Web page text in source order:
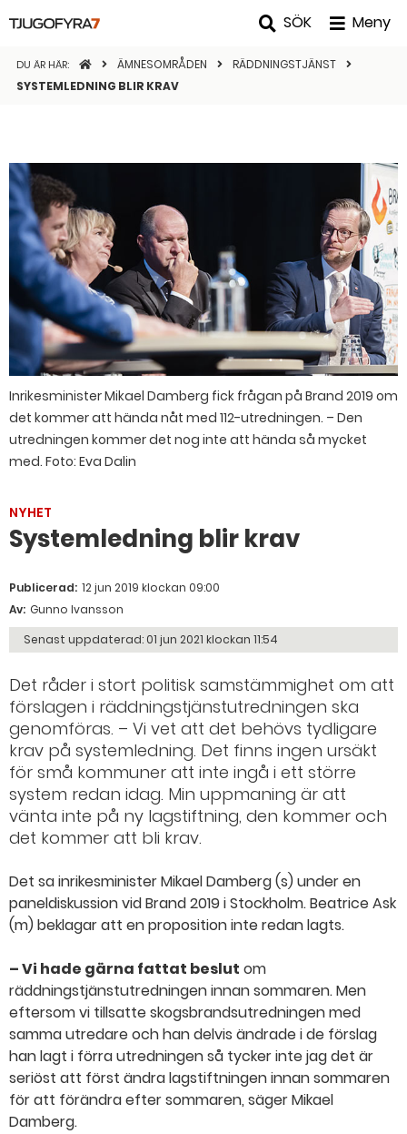
SÖK Meny
DU ÄR HÄR: STARTSIDANÄMNESOMRÅDEN
RÄDDNINGSTJÄNST
SYSTEMLEDNING BLIR KRAV
Inrikesminister Mikael Damberg fick frågan på Brand 2019 om
det kommer att hända nåt med 112-utredningen. – Den
utredningen kommer det nog inte att hända så mycket
med. Foto: Eva Dalin
NYHET
Systemledning blir krav
Publicerad: 12 jun 2019 klockan 09:00
Av: Gunno Ivansson
Senast uppdaterad: 01 jun 2021 klockan 11:54
Det råder i stort politisk samstämmighet om att
förslagen i räddningstjänstutredningen ska
genomföras. – Vi vet att det behövs tydligare
krav på systemledning. Det finns ingen ursäkt
för små kommuner att inte ingå i ett större
system redan idag. Min uppmaning är att
vänta inte på ny lagstiftning, den kommer och
det kommer att bli krav.
Det sa inrikesminister Mikael Damberg (s) under en
paneldiskussion vid Brand 2019 i Stockholm. Beatrice Ask
(m) beklagar att en proposition inte redan lagts.
– Vi hade gärna fattat beslut om
räddningstjänstutredningen innan sommaren. Men
eftersom vi tillsatte skogsbrands­utredningen med
samma utredare och han delvis ändrade i de förslag
han lagt i förra utredningen så tycker inte jag det är
seriöst att först ändra lagstiftningen innan sommaren
för att förändra efter sommaren, säger Mikael
Damberg.